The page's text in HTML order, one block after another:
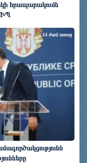
հրապարակումն
14 ժամ առաջ